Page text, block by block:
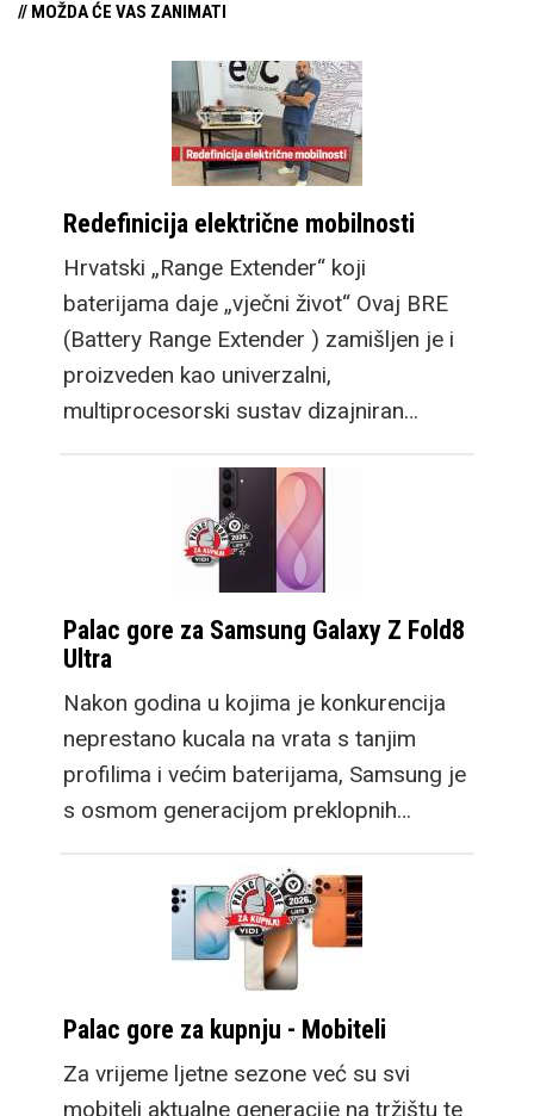
// MOŽDA ĆE VAS ZANIMATI
Redefinicija električne mobilnosti
Hrvatski „Range Extender“ koji
baterijama daje „vječni život“ Ovaj BRE
(Battery Range Extender ) zamišljen je i
proizveden kao univerzalni,
multiprocesorski sustav dizajniran…
Palac gore za Samsung Galaxy Z Fold8
Ultra
Nakon godina u kojima je konkurencija
neprestano kucala na vrata s tanjim
profilima i većim baterijama, Samsung je
s osmom generacijom preklopnih…
Palac gore za kupnju - Mobiteli
Za vrijeme ljetne sezone već su svi
mobiteli aktualne generacije na tržištu te